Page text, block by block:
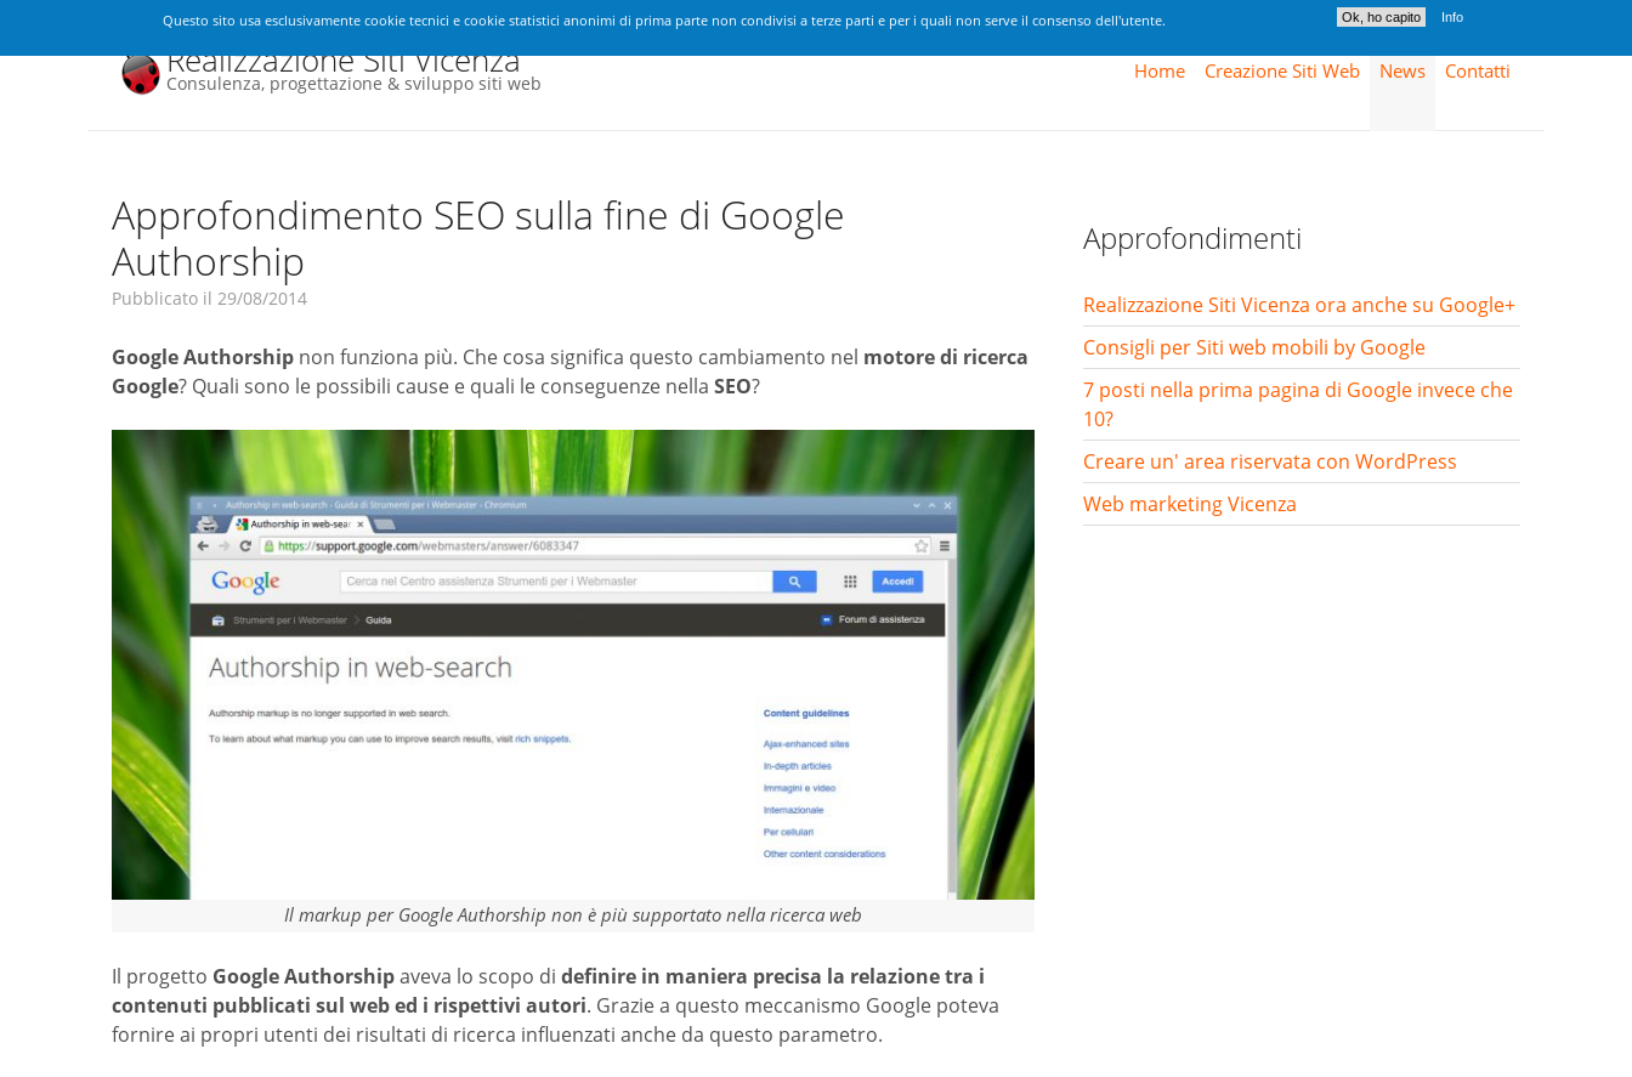
Questo sito usa esclusivamente cookie tecnici e cookie statistici anonimi di prima parte non condivisi a terze parti e per i quali non serve il consenso dell'utente. Ok, ho capito Info
Realizzazione Siti Vicenza
Consulenza, progettazione & sviluppo siti web
Home Creazione Siti Web News Contatti
Approfondimento SEO sulla fine di Google
Authorship
Pubblicato il 29/08/2014
Google Authorship non funziona più. Che cosa significa questo cambiamento nel motore di ricerca
Google? Quali sono le possibili cause e quali le conseguenze nella SEO?
Il markup per Google Authorship non è più supportato nella ricerca web
Il progetto Google Authorshipaveva lo scopo di definire in maniera precisa la relazione tra i
contenuti pubblicati sul web ed i rispettivi autori. Grazie a questo meccanismo Google poteva
fornire ai propri utenti dei risultati di ricerca influenzati anche da questo parametro.
Approfondimenti
Realizzazione Siti Vicenza ora anche su Google+
Consigli per Siti web mobili by Google
7 posti nella prima pagina di Google invece che
10?
Creare un' area riservata con WordPress
Web marketing Vicenza